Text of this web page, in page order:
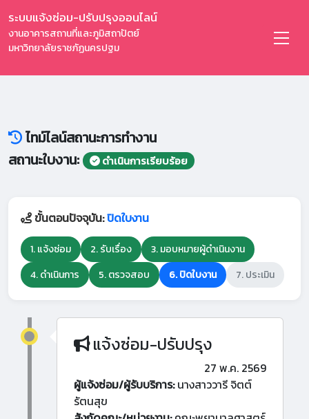
ระบบแจ้งซ่อม-ปรับปรุงออนไลน์
งานอาคารสถานที่และภูมิสถาปัตย์
มหาวิทยาลัยราชภัฏนครปฐม
ไทม์ไลน์สถานะการทำงาน
สถานะใบงาน:
ดำเนินการเรียบร้อย
ขั้นตอนปัจจุบัน:ปิดใบงาน
1. แจ้งซ่อม 2. รับเรื่อง
3. มอบหมายผู้ดำเนินงาน
4. ดำเนินการ
5. ตรวจสอบ 6. ปิดใบงาน 7. ประเมิน
แจ้งซ่อม-ปรับปรุง
27 พ.ค. 2569
ผู้แจ้งซ่อม/ผู้รับบริการ:นางสาววารี จิตต์
รัตนสุข